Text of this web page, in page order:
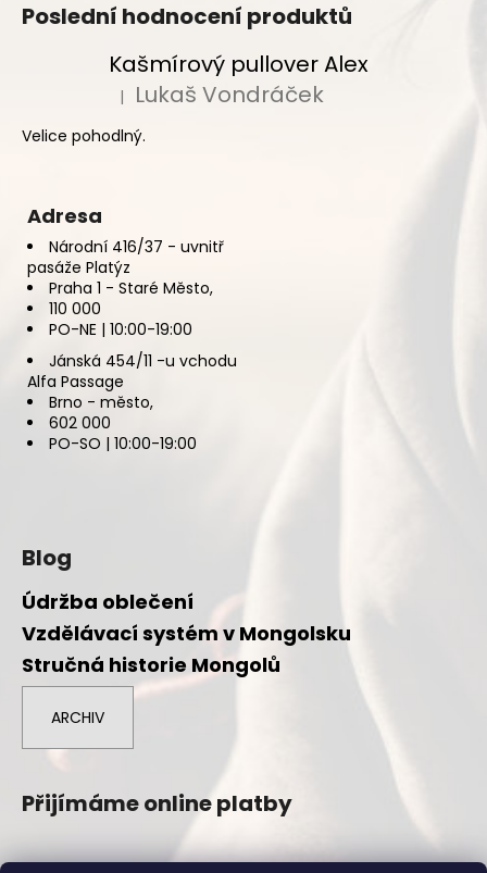
e
Poslední hodnocení produktů
Kašmírový pullover Alex
Hodnocení produktu je 5 z 5 hvězdiček.
| Lukaš Vondráček
Velice pohodlný.
Adresa
Národní 416/37 - uvnitř
pasáže Platýz
Praha 1 - Staré Město,
110 000
PO-NE | 10:00-19:00
Jánská 454/11 -u vchodu
Alfa Passage
Brno - město,
602 000
PO-SO | 10:00-19:00
Blog
Údržba oblečení
Vzdělávací systém v Mongolsku
Stručná historie Mongolů
ARCHIV
Přijímáme online platby